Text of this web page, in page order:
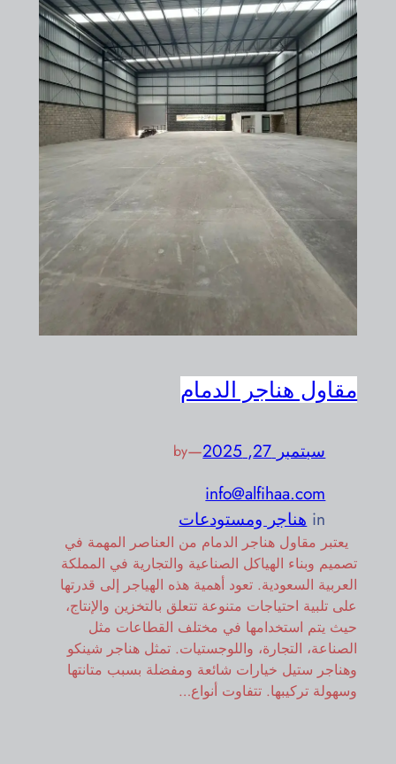
مقاول هناجر الدمام
سبتمبر 27, 2025 —
by
info@alfihaa.com
in هناجر ومستودعات
يعتبر مقاول هناجر الدمام من العناصر المهمة في
تصميم وبناء الهياكل الصناعية والتجارية في المملكة
العربية السعودية. تعود أهمية هذه الهياجر إلى قدرتها
على تلبية احتياجات متنوعة تتعلق بالتخزين والإنتاج،
حيث يتم استخدامها في مختلف القطاعات مثل
الصناعة، التجارة، واللوجستيات. تمثل هناجر شينكو
وهناجر ستيل خيارات شائعة ومفضلة بسبب متانتها
وسهولة تركيبها. تتفاوت أنواع…